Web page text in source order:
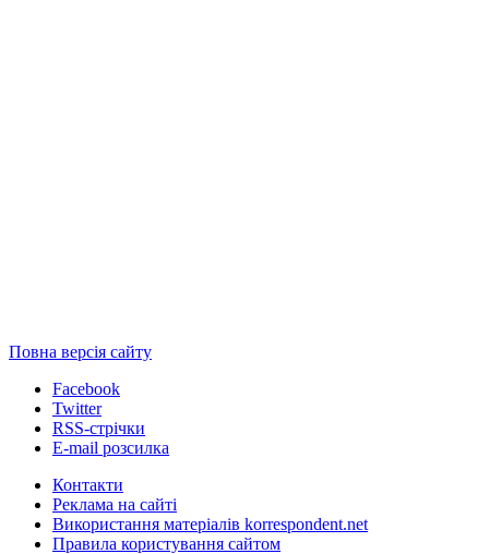
Повна версія сайту
Facebook
Twitter
RSS-стрічки
E-mail розсилка
Контакти
Реклама на сайті
Використання матеріалів korrespondent.net
Правила користування сайтом